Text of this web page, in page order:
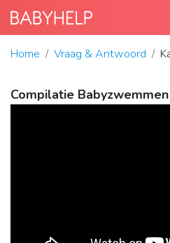
Home Vraag & Antwoord
Compilatie